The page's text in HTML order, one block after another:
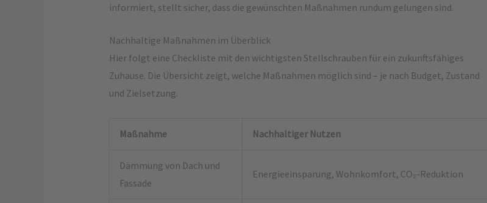
informiert, stellt sicher, dass die gewünschten Maßnahmen rundum gelungen sind.
Nachhaltige Maßnahmen im Überblick
Hier folgt eine Checkliste mit den wichtigsten Stellschrauben für ein zukunftsfähiges
Zuhause. Die Übersicht zeigt, welche Maßnahmen möglich sind – je nach Budget, Zustand
und Zielsetzung.
Maßnahme Nachhaltiger Nutzen
Dämmung von Dach und
Fassade
Energieeinsparung, Wohnkomfort, CO₂-Reduktion